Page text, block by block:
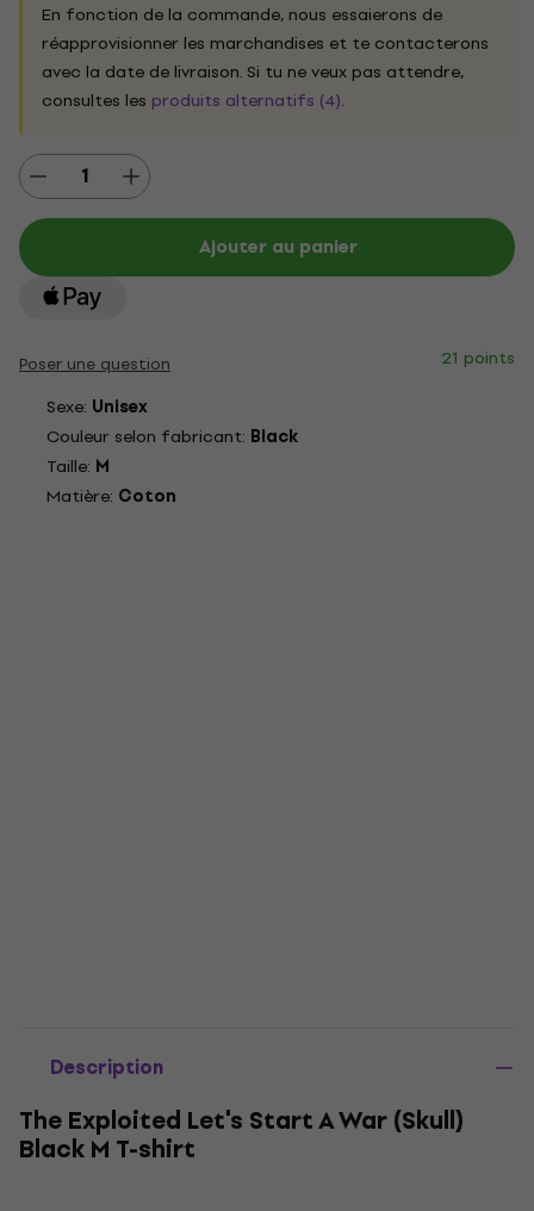
En fonction de la commande, nous essaierons de
réapprovisionner les marchandises et te contacterons
avec la date de livraison. Si tu ne veux pas attendre,
consultes les produits alternatifs (4).
Ajouter au panier
Poser une question
21 points
Sexe: Unisex
Couleur selon fabricant: Black
Taille: M
Matière: Coton
Description
The Exploited Let's Start A War (Skull)
Black M T-shirt